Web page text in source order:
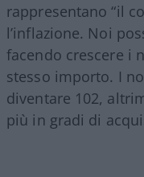
rappresentano “il
l’inflazione. Noi
facendo crescere i
stesso importo. I
diventare 102,
più in gradi di